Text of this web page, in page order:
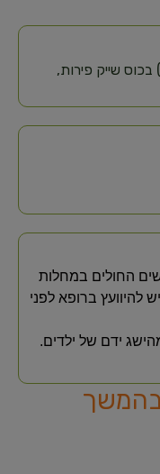
כפיות ( 1 כפית = כ- 5 גר') בכוס שייק פירות,
החולים במחלות
להיוועץ ברופא לפני
ידם של ילדים.
בהמשך